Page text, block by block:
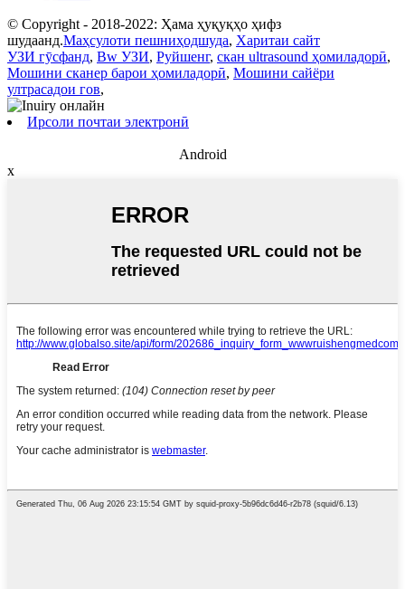
© Copyright - 2018-2022: Ҳама ҳуқуқҳо ҳифз
шудаанд.Маҳсулоти пешниҳодшуда, Харитаи сайт
УЗИ гӯсфанд, Bw УЗИ, Руйшенг, скан ultrasound ҳомиладорӣ,
Мошини сканер барои ҳомиладорӣ, Мошини сайёри
ултрасадои гов,
Ирсоли почтаи электронӣ
Android
x